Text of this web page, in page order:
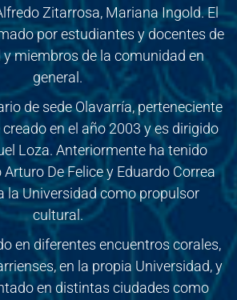
Zitarrosa, Mariana Ingold. El
por estudiantes y docentes de
y miembros de la comunidad en
general.
de sede Olavarría, perteneciente
creado en el año 2003 y es dirigido
Loza. Anteriormente ha tenido
De Felice y Eduardo Correa
la Universidad como propulsor
cultural.
en diferentes encuentros corales,
en la propia Universidad, y
en distintas ciudades como